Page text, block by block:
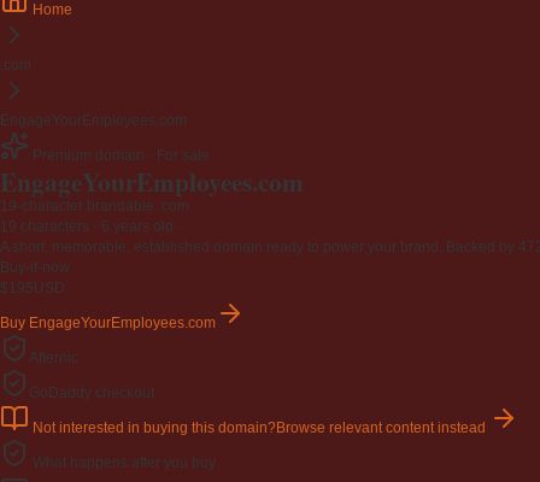
Home
.com
EngageYourEmployees.com
Premium domain · For sale
EngageYourEmployees.com
19-character brandable .com
19 characters · 6 years old
A short, memorable, established domain ready to power your brand. Backed by
Buy-it-now
$195USD
Buy EngageYourEmployees.com
Afternic
GoDaddy checkout
Not interested in buying this domain?Browse relevant content instead
What happens after you buy